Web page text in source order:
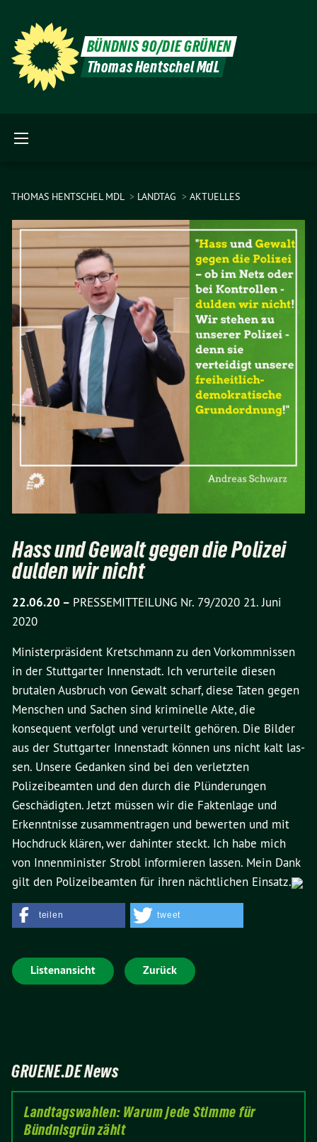
BÜNDNIS 90/DIE GRÜNEN
Thomas Hentschel MdL
THOMAS HENTSCHEL MDL LANDTAG AKTUELLES
Hass und Gewalt gegen die Polizei
dulden wir nicht
22.06.20 – PRESSEMITTEILUNG Nr. 79/2020 21. Juni
2020
Ministerpräsident Kretschmann zu den Vorkommnissen
in der Stuttgarter Innenstadt. Ich verurteile diesen
brutalen Ausbruch von Gewalt scharf, diese Taten gegen
Menschen und Sachen sind kriminelle Akte, die
konsequent verfolgt und verurteilt gehören. Die Bilder
aus der Stuttgarter Innenstadt können uns nicht kalt las-
sen. Unsere Gedanken sind bei den verletzten
Polizeibeamten und den durch die Plünderungen
Geschädigten. Jetzt müssen wir die Faktenlage und
Erkenntnisse zusammentragen und bewerten und mit
Hochdruck klären, wer dahinter steckt. Ich habe mich
von Innenminister Strobl informieren lassen. Mein Dank
gilt den Polizeibeamten für ihren nächtlichen Einsatz.
teilen tweet
Listenansicht Zurück
GRUENE.DE News
Landtagswahlen: Warum jede Stimme für
Bündnisgrün zählt